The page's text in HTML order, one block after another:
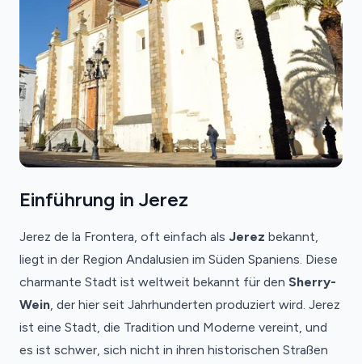
Einführung in Jerez
Jerez de la Frontera, oft einfach als Jerez bekannt,
liegt in der Region Andalusien im Süden Spaniens. Diese
charmante Stadt ist weltweit bekannt für den Sherry-
Wein, der hier seit Jahrhunderten produziert wird. Jerez
ist eine Stadt, die Tradition und Moderne vereint, und
es ist schwer, sich nicht in ihren historischen Straßen